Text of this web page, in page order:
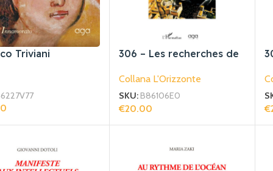
Triviani
306 – Les recherches de
fascisme
Collana L'Orizzonte
SKU: B86106E0
€20.00 €